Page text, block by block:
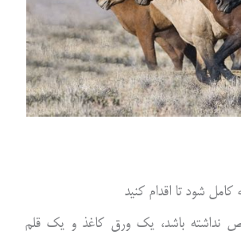
کامل شود تا اقدام کنید
خاص نداشته باشد، یک ورق کاغذ و یک قلم